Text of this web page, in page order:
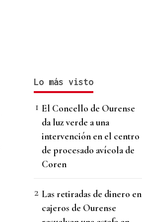
Lo más visto
El Concello de Ourense
da luz verde a una
intervención en el centro
de procesado avícola de
Coren
Las retiradas de dinero en
cajeros de Ourense